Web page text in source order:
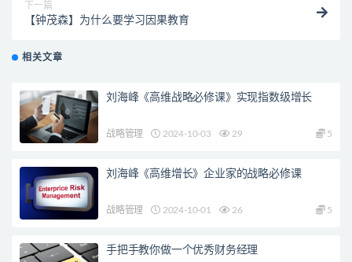
下一篇
【钟茂森】为什么要学习因果教育
相关文章
刘海峰《高维战略必修课》实现指数级增长
战略管理 2024-10-03 29 5
刘海峰《高维增长》企业家的战略必修课
战略管理 2024-10-01 26 5
手把手教你做一个优秀财务经理